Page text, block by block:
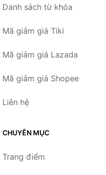
Danh sách từ khóa
Mã giảm giá Tiki
Mã giảm giá Lazada
Mã giảm giá Shopee
Liên hệ
CHUYÊN MỤC
Trang điểm